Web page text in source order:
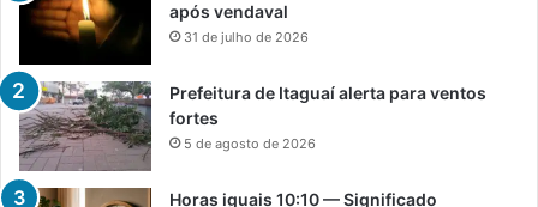
após vendaval
31 de julho de 2026
Prefeitura de Itaguaí alerta para ventos
fortes
5 de agosto de 2026
Horas iguais 10:10 — Significado